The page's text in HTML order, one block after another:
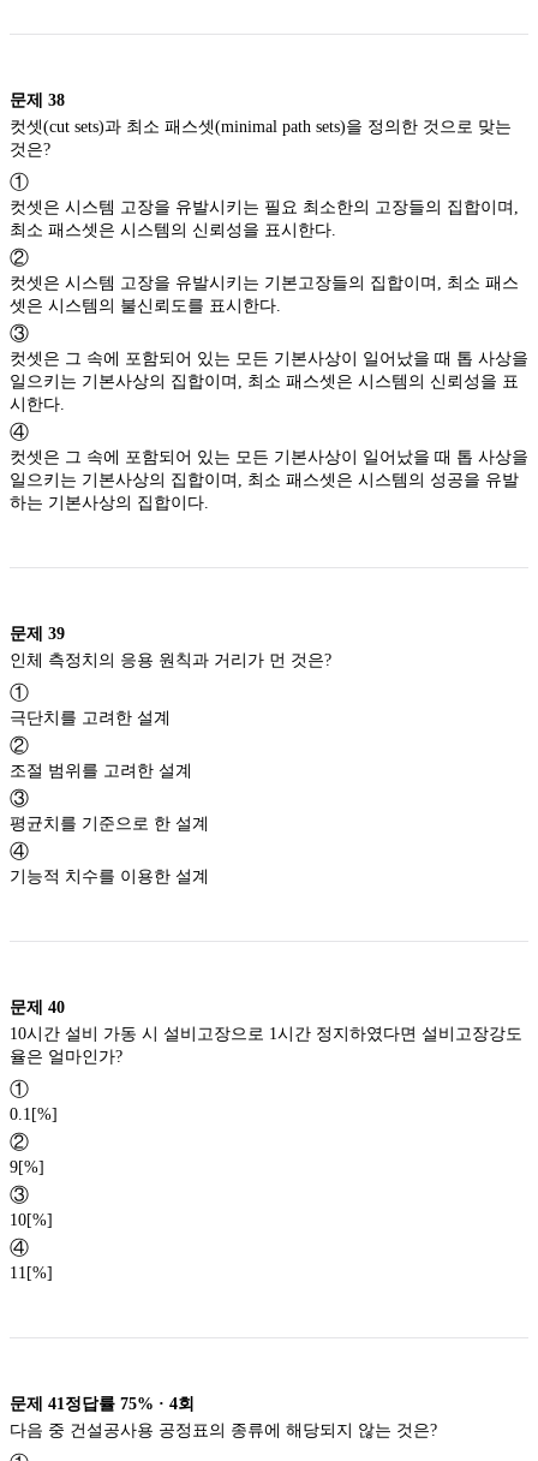
문제 38
컷셋(cut sets)과 최소 패스셋(minimal path sets)을 정의한 것으로 맞는
것은?
①
컷셋은 시스템 고장을 유발시키는 필요 최소한의 고장들의 집합이며,
최소 패스셋은 시스템의 신뢰성을 표시한다.
②
컷셋은 시스템 고장을 유발시키는 기본고장들의 집합이며, 최소 패스
셋은 시스템의 불신뢰도를 표시한다.
③
컷셋은 그 속에 포함되어 있는 모든 기본사상이 일어났을 때 톱 사상을
일으키는 기본사상의 집합이며, 최소 패스셋은 시스템의 신뢰성을 표
시한다.
④
컷셋은 그 속에 포함되어 있는 모든 기본사상이 일어났을 때 톱 사상을
일으키는 기본사상의 집합이며, 최소 패스셋은 시스템의 성공을 유발
하는 기본사상의 집합이다.
문제 39
인체 측정치의 응용 원칙과 거리가 먼 것은?
①
극단치를 고려한 설계
②
조절 범위를 고려한 설계
③
평균치를 기준으로 한 설계
④
기능적 치수를 이용한 설계
문제 40
10시간 설비 가동 시 설비고장으로 1시간 정지하였다면 설비고장강도
율은 얼마인가?
①
0.1[%]
②
9[%]
③
10[%]
④
11[%]
문제 41 정답률 75% · 4회
다음 중 건설공사용 공정표의 종류에 해당되지 않는 것은?